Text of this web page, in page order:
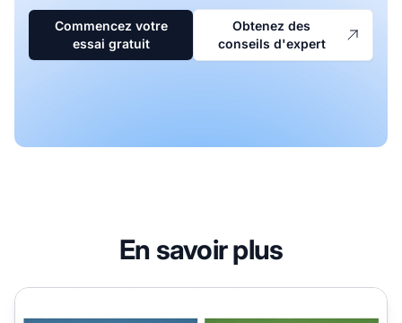
Commencez votre
essai gratuit
Obtenez des
conseils d'expert
En savoir plus
Diversifier les revenus affiliation paris